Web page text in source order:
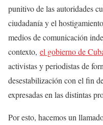
punitivo de las autoridades
ciudadanía y el
medios de comunicación
contexto, el gobierno de
activistas y periodistas de
desestabilización con el fin
expresadas en las distintas
Por esto, hacemos un